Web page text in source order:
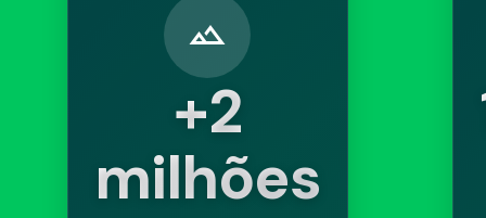
landscape
+2
milhões